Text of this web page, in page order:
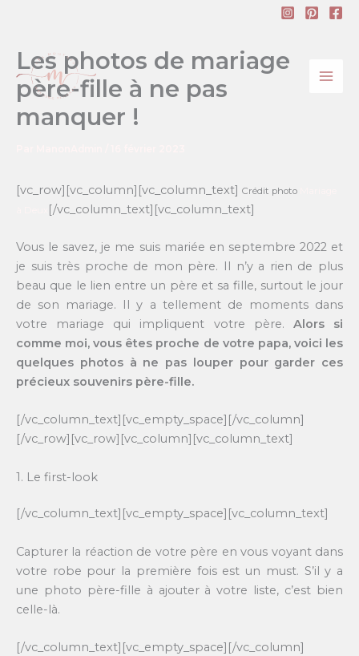
Les photos de mariage
père-fille à ne pas
manquer !
[vc_row][vc_column][vc_column_text] Crédit photo
[/vc_column_text][vc_column_text]
Vous le savez, je me suis mariée en septembre 2022 et
je suis très proche de mon père. Il n’y a rien de plus
beau que le lien entre un père et sa fille, surtout le jour
de son mariage. Il y a tellement de moments dans
votre mariage qui impliquent votre père. Alors si
comme moi, vous êtes proche de votre papa, voici les
quelques photos à ne pas louper pour garder ces
précieux souvenirs père-fille.
[/vc_column_text][vc_empty_space][/vc_column]
[/vc_row][vc_row][vc_column][vc_column_text]
1. Le first-look
[/vc_column_text][vc_empty_space][vc_column_text]
Capturer la réaction de votre père en vous voyant dans
votre robe pour la première fois est un must. S’il y a
une photo père-fille à ajouter à votre liste, c’est bien
celle-là.
[/vc_column_text][vc_empty_space][/vc_column]